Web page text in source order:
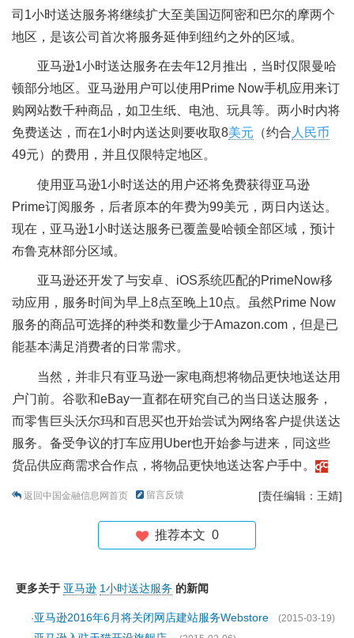
司1小时送达服务将继续扩大至美国迈阿密和巴尔的摩两个
地区，是该公司首次将服务延伸到纽约之外的区域。
亚马逊1小时送达服务在去年12月推出，当时仅限曼哈
顿部分地区。亚马逊用户可以使用Prime Now手机应用来订
购网站数千种商品，如卫生纸、电池、玩具等。两小时内将
免费送达，而在1小时内送达则要收取8美元 （约合 人民币
49元）的费用，并且仅限特定地区。
使用亚马逊1小时送达的用户还将免费获得亚马逊
Prime订阅服务，后者原本的年费为99美元，两日内送达。
现在，亚马逊1小时送达服务已覆盖曼哈顿全部区域，预计
布鲁克林部分区域。
亚马逊还开发了与安卓、iOS系统匹配的PrimeNow移
动应用，服务时间为早上8点至晚上10点。虽然Prime Now
服务的商品可选择的种类和数量少于Amazon.com，但是已
能基本满足消费者的日常需求。
当然，并非只有亚马逊一家电商想将物品更快地送达用
户门前。谷歌和eBay一直都在研究自己的当日送达服务，
而零售巨头沃尔玛和百思买也开始尝试为网络客户提供送达
服务。备受争议的打车应用Uber也开始参与进来，同这些
货品供应商需求合作点，将物品更快地送达客户手中。
返回中国金融信息网首页 留言反馈 [责任编辑：王婧]
推荐本文 0
更多关于 亚马逊 1小时送达服务 的新闻
·亚马逊2016年6月将关闭网店建站服务Webstore
(2015-03-19)